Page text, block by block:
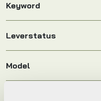
Keyword
Leverstatus
Model